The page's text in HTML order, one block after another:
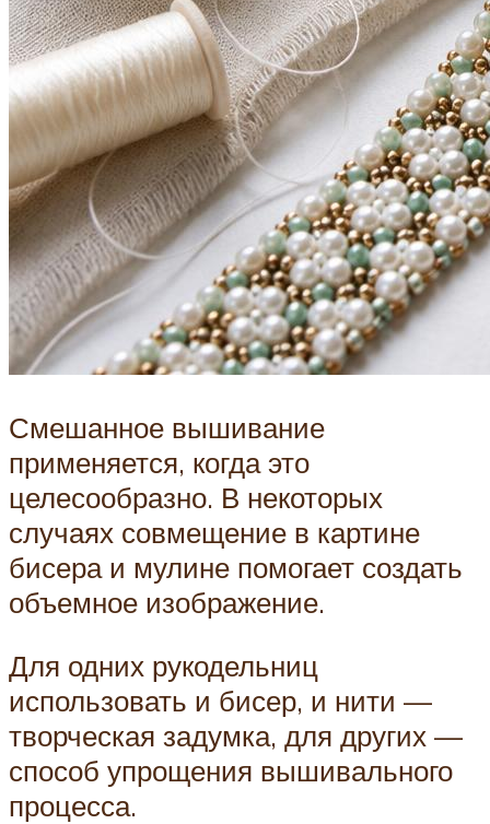
Смешанное вышивание
применяется, когда это
целесообразно. В некоторых
случаях совмещение в картине
бисера и мулине помогает создать
объемное изображение.
Для одних рукодельниц
использовать и бисер, и нити —
творческая задумка, для других —
способ упрощения вышивального
процесса.